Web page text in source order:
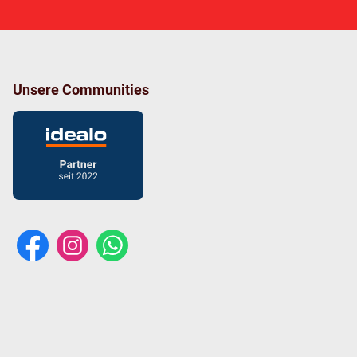
Unsere Communities